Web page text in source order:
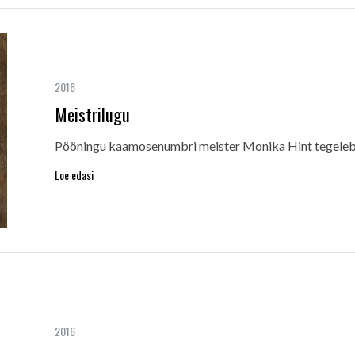
2016
Meistrilugu
Pööningu kaamosenumbri meister Monika Hint
Loe edasi
2016